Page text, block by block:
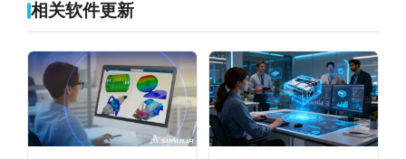
相关软件更新